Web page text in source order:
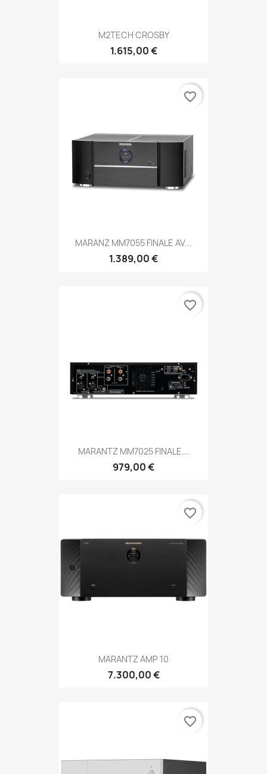
M2TECH CROSBY
1.615,00 €
MARANZ MM7055 FINALE AV...
1.389,00 €
favorite_border
MARANTZ MM7025 FINALE...
979,00 €
favorite_border
MARANTZ AMP 10
7.300,00 €
favorite_border
favorite_border